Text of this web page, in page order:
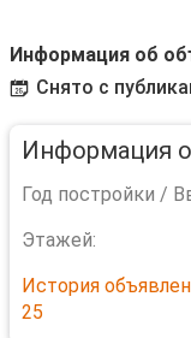
Информация об
Снято с
Информация
Год постройки /
Этажей:
История
25